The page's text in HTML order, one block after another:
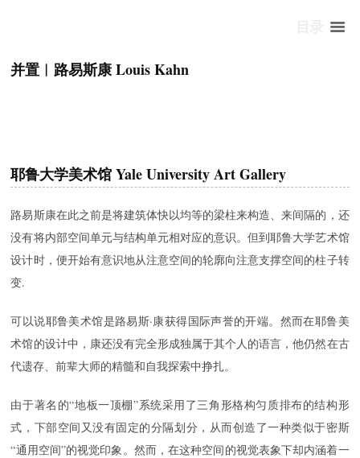
并置︱路易斯康 Louis Kahn
耶鲁大学美术馆Yale University Art Gallery
路易斯康在此之前是将建筑体快以均等的梁柱来构造、来间隔的，还
没有将内部空间单元与结构单元相对应的意识。但到耶鲁大学艺术馆
设计时，便开始有意识地从注意空间的轮廓向注意支撑空间的柱子转
变.
可以说耶鲁美术馆是路易斯·康获得国际声誉的开端。然而在耶鲁美
术馆的设计中，康还没有完全形成独属于其个人的语言，他仍然在古
代遗存、前辈大师的精髓和自我探索中挣扎。
由于著名的“地板一顶棚”系统采用了三角形格构匀质排布的结构形
式，下部空间又没有固定的分隔划分，从而创造了一种类似于密斯
“通用空间”的视觉印象。然而，在这种空间的视觉表象下却内涵着一